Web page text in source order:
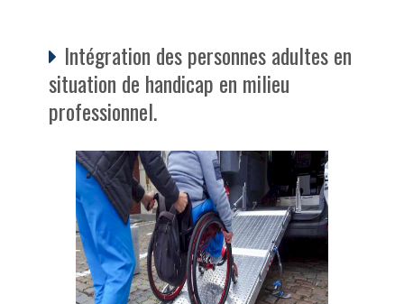
Intégration des personnes adultes en
situation de handicap en milieu
professionnel.